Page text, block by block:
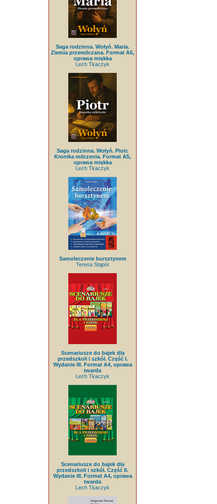
Saga rodzinna. Wołyń. Maria.
Ziemia przemilczana. Format A5,
oprawa miękka
Lech Tkaczyk
Saga rodzinna. Wołyń. Piotr.
Kronika milczenia. Format A5,
oprawa miękka
Lech Tkaczyk
Samoleczenie bursztynem
Teresa Stąpór
Scenariusze do bajek dla
przedszkoli i szkół. Część I.
Wydanie III. Format A4, oprawa
twarda
Lech Tkaczyk
Scenariusze do bajek dla
przedszkoli i szkół. Część II.
Wydanie III. Format A4, oprawa
twarda
Lech Tkaczyk